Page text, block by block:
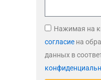
Нажимая на
согласиена
данных в